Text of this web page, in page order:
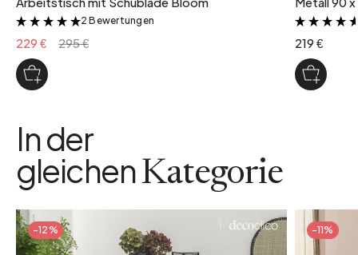
&
2 Bewertungen
229 € 295 € 219 €
In der
gleichenKategorie
-12% -11%